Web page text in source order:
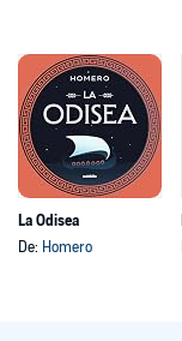
La Odisea
De: Homero